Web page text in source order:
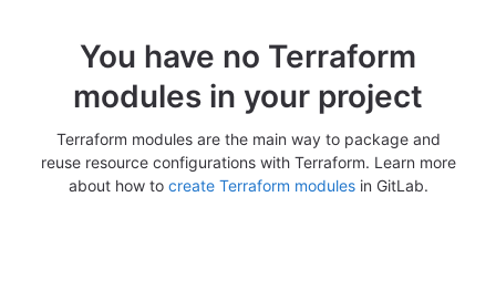
You have no Terraform
modules in your project
Terraform modules are the main way to package and
reuse resource configurations with Terraform. Learn more
about how to create Terraform modulesin GitLab.